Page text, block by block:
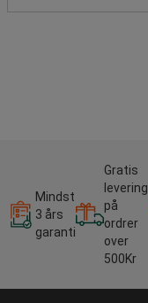
Mindst
3 års
garanti
Gratis
levering
på
ordrer
over
500Kr